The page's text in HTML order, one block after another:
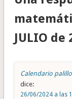
JULIO de
Calendario
dice:
26/06/2024 a las